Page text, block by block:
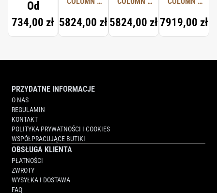
Od
734,00 zł
STEEL
5824,00 zł
CRYSTAL &
STEEL
5824,00 zł
GOLD
7919,00 zł
PRZYDATNE INFORMACJE
O NAS
REGULAMIN
KONTAKT
POLITYKA PRYWATNOŚCI I COOKIES
WSPÓŁPRACUJĄCE BUTIKI
OBSŁUGA KLIENTA
PŁATNOŚCI
ZWROTY
WYSYŁKA I DOSTAWA
FAQ